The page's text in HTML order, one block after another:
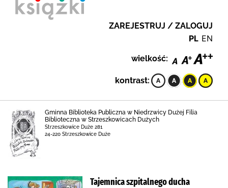
ZAREJESTRUJ / ZALOGUJ
PL EN
wielkość:
kontrast:
Gminna Biblioteka Publiczna w Niedrzwicy Dużej Filia
Biblioteczna w Strzeszkowicach Dużych
Strzeszkowice Duże 281
24-220 Strzeszkowice Duże
Tajemnica szpitalnego ducha